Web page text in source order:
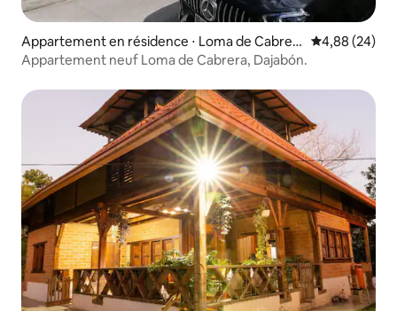
Appartement en résidence ⋅ Loma de Cabrer
a
Évaluation
4,88 (24)
Appartement neuf Loma de Cabrera, Dajabón.